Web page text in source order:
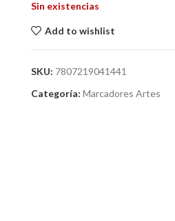
Sin existencias
Add to wishlist
SKU: 7807219041441
Categoría: Marcadores Artes